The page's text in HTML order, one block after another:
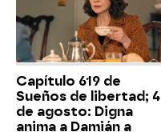
Capítulo 619 de
Sueños de libertad; 4
de agosto: Digna
anima a Damián a